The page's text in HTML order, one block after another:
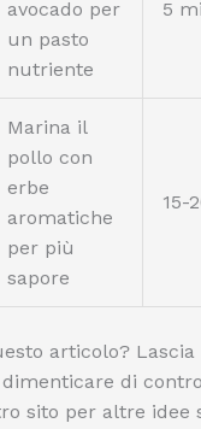
avocado per
un pasto
nutriente
5
Marina il
pollo con
erbe
aromatiche
per più
sapore
15-
articolo?
di
sito per altre idee